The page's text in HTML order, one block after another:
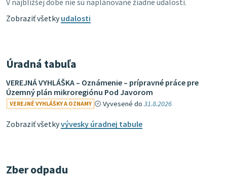
Zobraziť všetkyudalosti
Úradná tabuľa
VEREJNÁ VYHLÁŠKA – Oznámenie – prípravné práce pre
Územný plán mikroregiónu Pod Javorom
VEREJNÉ VYHLÁŠKY A OZNAMY Vyvesené do31.8.2026
Zobraziť všetkyvývesky úradnej tabule
Zber odpadu